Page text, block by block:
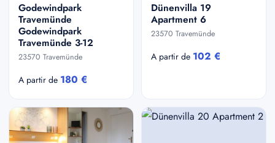
Godewindpark
Travemünde
Godewindpark
Travemünde 3-12
23570 Travemünde
A partir de 180 €
Dünenvilla 19
Apartment 6
23570 Travemünde
A partir de 102 €